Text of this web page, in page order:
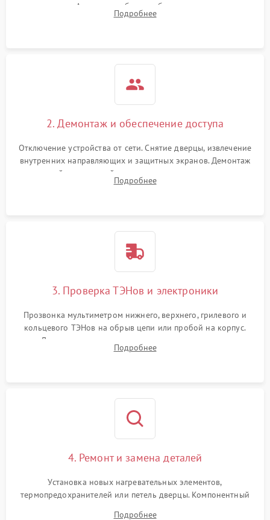
колодке. Анализ жалоб на проблемы с нагревом,
конвекцией, панелью управления или блокировкой дверцы.
Подробнее
2. Демонтаж и обеспечение доступа
Отключение устройства от сети. Снятие дверцы, извлечение
внутренних направляющих и защитных экранов. Демонтаж
задней или верхней панели для прямого доступа к
нагревательным элементам, плате и вентиляторам.
Подробнее
3. Проверка ТЭНов и электроники
Прозвонка мультиметром нижнего, верхнего, грилевого и
кольцевого ТЭНов на обрыв цепи или пробой на корпус.
Диагностика термостата, датчиков температуры,
переключателя режимов и мотора конвекции.
Подробнее
4. Ремонт и замена деталей
Установка новых нагревательных элементов,
термопредохранителей или петель дверцы. Компонентный
Подробнее